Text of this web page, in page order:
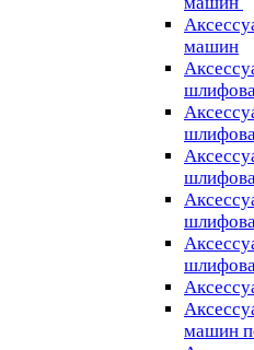
машин
машин